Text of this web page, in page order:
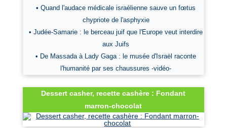
• Quand l'audace médicale israélienne sauve un fœtus
chypriote de l'asphyxie
• Judée-Samarie : le berceau juif que l'Europe veut interdire
aux Juifs
• De Massada à Lady Gaga : le musée d'Israël raconte
l'humanité par ses chaussures -vidéo-
Dessert casher, recette cashère : Fondant
marron-chocolat